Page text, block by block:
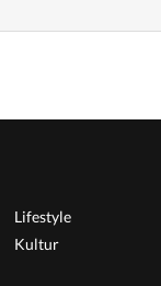
Lifestyle
Kultur